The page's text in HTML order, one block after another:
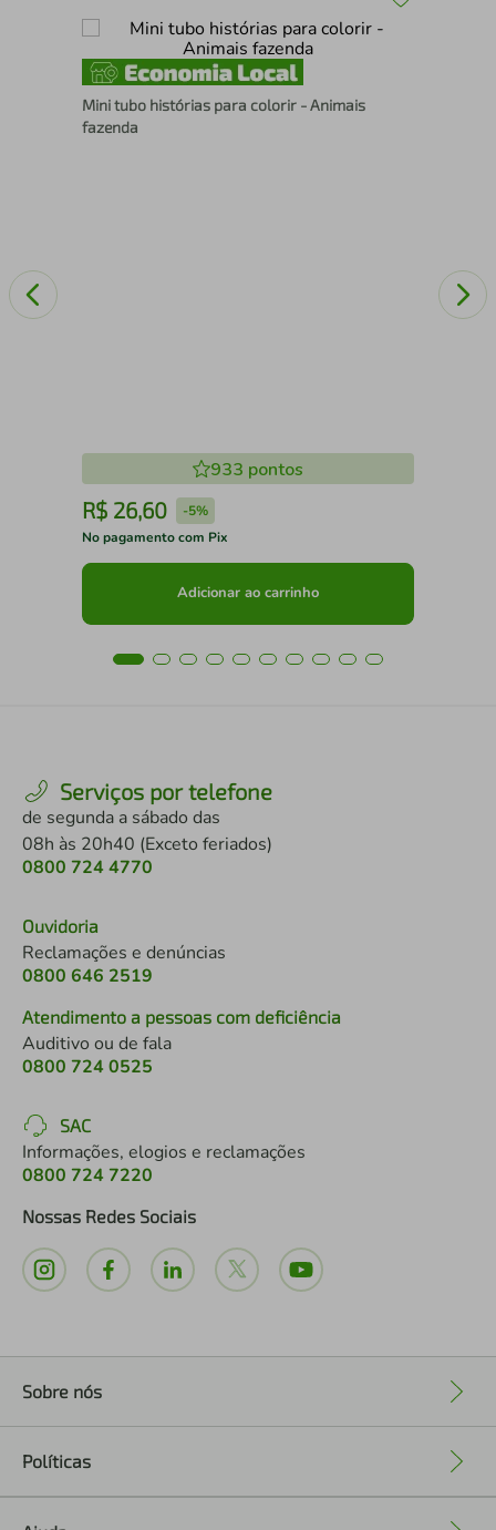
Mini tubo histórias para colorir - Animais
fazenda
933 pontos
R$ 26,60 -5%
No pagamento com Pix
Adicionar ao carrinho
Serviços por telefone
de segunda a sábado das
08h às 20h40 (Exceto feriados)
0800 724 4770
Ouvidoria
Reclamações e denúncias
0800 646 2519
Atendimento a pessoas com deficiência
Auditivo ou de fala
0800 724 0525
SAC
Informações, elogios e reclamações
0800 724 7220
Nossas Redes Sociais
Sobre nós
Políticas